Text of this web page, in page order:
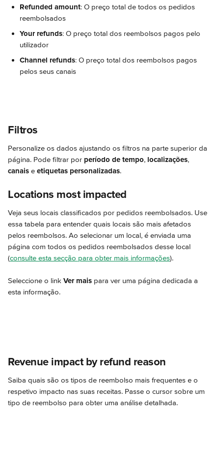
Refunded amount: O preço total de todos os pedidos
reembolsados
Your refunds: O preço total dos reembolsos pagos pelo
utilizador
Channel refunds: O preço total dos reembolsos pagos
pelos seus canais
Filtros
Personalize os dados ajustando os filtros na parte superior da
página. Pode filtrar por período de tempo, localizações,
canais e etiquetas personalizadas.
Locations most impacted
Veja seus locais classificados por pedidos reembolsados. Use
essa tabela para entender quais locais são mais afetados
pelos reembolsos. Ao selecionar um local, é enviada uma
página com todos os pedidos reembolsados desse local
(consulte esta secção para obter mais informações).
Seleccione o link Ver mais para ver uma página dedicada a
esta informação.
Revenue impact by refund reason
Saiba quais são os tipos de reembolso mais frequentes e o
respetivo impacto nas suas receitas. Passe o cursor sobre um
tipo de reembolso para obter uma análise detalhada.